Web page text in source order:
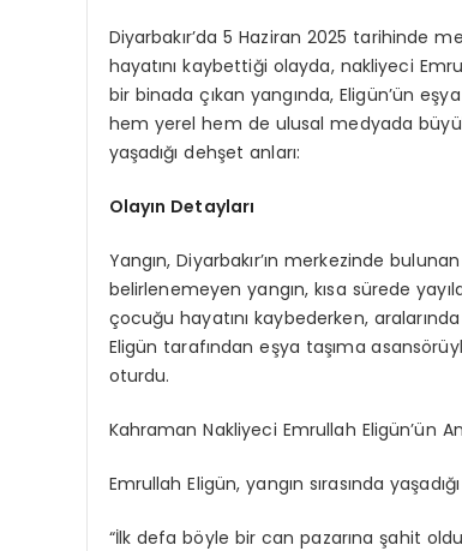
Diyarbakır’da 5 Haziran 2025 tarihinde
hayatını kaybettiği olayda, nakliyeci
bir binada çıkan yangında, Eligün’ün
hem yerel hem de ulusal medyada
yaşadığı dehşet anları:
Olayın Detayları
Yangın, Diyarbakır’ın merkezinde
belirlenemeyen yangın, kısa sürede
çocuğu hayatını kaybederken,
Eligün tarafından eşya taşıma
oturdu.
Kahraman Nakliyeci Emrullah Eligün’ün
Emrullah Eligün, yangın sırasında
“İlk defa böyle bir can pazarına şahit